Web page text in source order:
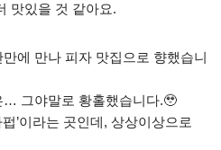
맛있을 것 같아요.
에 만나 피자 맛집으로 향했습니
… 그야말로 황홀했습니다.🥹
’이라는 곳인데, 상상이상으로